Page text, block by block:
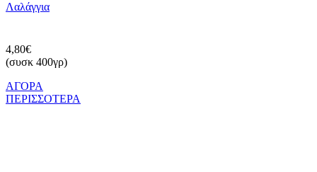
Λαλάγγια
4,80€
(συσκ 400γρ)
ΑΓΟΡΑ
ΠΕΡΙΣΣΟΤΕΡΑ